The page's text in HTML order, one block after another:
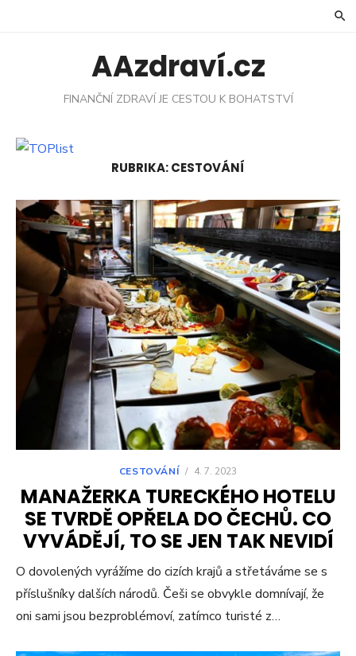
AAzdraví.cz
FINANČNÍ ZDRAVÍ JE CESTOU K BOHATSTVÍ
RUBRIKA:CESTOVÁNÍ
CESTOVÁNÍ / 4. 7. 2023
MANAŽERKA TURECKÉHO HOTELU
SE TVRDĚ OPŘELA DO ČECHŮ. CO
VYVÁDĚJÍ, TO SE JEN TAK NEVIDÍ
O dovolených vyrážíme do cizích krajů a střetáváme se s
příslušníky dalších národů. Češi se obvykle domnívají, že
oni sami jsou bezproblémoví, zatímco turisté z…